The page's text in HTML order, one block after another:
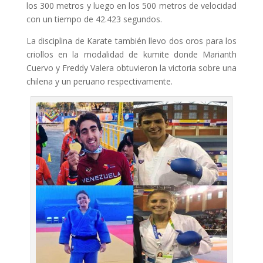
los 300 metros y luego en los 500 metros de velocidad
con un tiempo de 42.423 segundos.
La disciplina de Karate también llevo dos oros para los
criollos en la modalidad de kumite donde Marianth
Cuervo y Freddy Valera obtuvieron la victoria sobre una
chilena y un peruano respectivamente.